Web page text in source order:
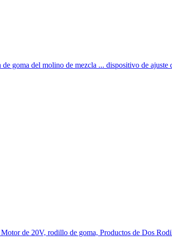
goma del molino de mezcla ... dispositivo de ajuste
de 20V, rodillo de goma, Productos de Dos